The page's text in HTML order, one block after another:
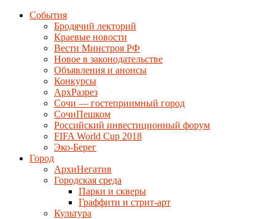
События
Бродячий лекторий
Краевые новости
Вести Минстроя РФ
Новое в законодательстве
Объявления и анонсы
Конкурсы
АрхРазрез
Сочи — гостеприимный город
СочиПешком
Российский инвестиционный форум
FIFA World Cup 2018
Эко-Берег
Город
АрхиНегатив
Городская среда
Парки и скверы
Граффити и стрит-арт
Культура